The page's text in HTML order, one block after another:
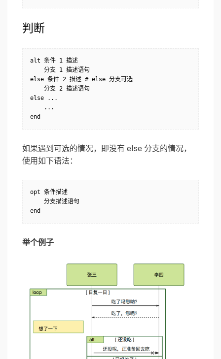
判断
alt 条件 1 描述
    分支 1 描述语句
else 条件 2 描述 # else 分支可选
    分支 2 描述语句
else ...
    ...
如果遇到可选的情况，即没有 else 分支的情况，
使用如下语法：
opt 条件描述
    分支描述语句
举个例子